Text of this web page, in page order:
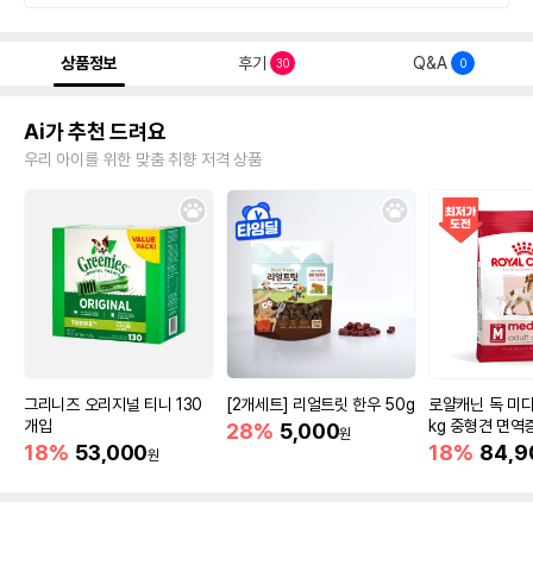
상품정보 후기 30 Q&A 0
Ai가 추천 드려요
우리 아이를 위한 맞춤 취향 저격 상품
그리니즈 오리지널 티니 130
개입
18% 53,000원
[2개세트] 리얼트릿 한우 50g
28% 5,000원
로얄캐닌 독 미
kg 중형견 면역
18%